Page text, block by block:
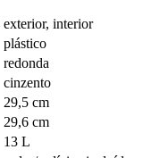
exterior, interior
plástico
redonda
cinzento
29,5 cm
29,6 cm
13 L